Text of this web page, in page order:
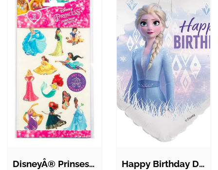
DisneyÂ® Prinsesser Falske Tatoveringer Happy Birthday DisneyÂ® Frozen…